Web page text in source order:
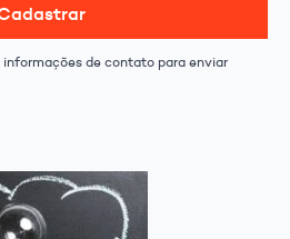
de contato para enviar